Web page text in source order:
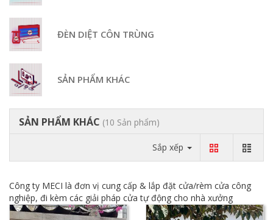
ĐÈN DIỆT CÔN TRÙNG
SẢN PHẨM KHÁC
SẢN PHẨM KHÁC (10 Sản phẩm)
Sắp xếp
Công ty MECI là đơn vị cung cấp & lắp đặt cửa/rèm cửa công
nghiệp, đi kèm các giải pháp cửa tự động cho nhà xưởng